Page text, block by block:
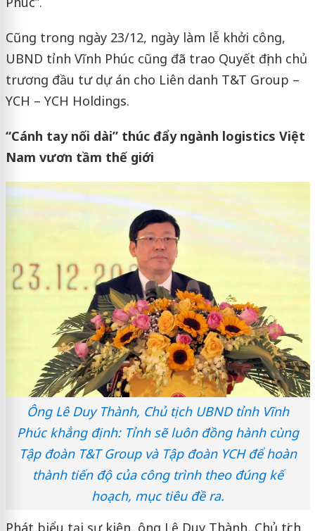
Cũng trong ngày 23/12, ngày làm lễ khởi công,
UBND tỉnh Vĩnh Phúc cũng đã trao Quyết định chủ
trương đầu tư dự án cho Liên danh T&T Group –
YCH – YCH Holdings.
“Cánh tay nối dài” thúc đẩy ngành logistics Việt
Nam vươn tầm thế giới
Ông Lê Duy Thành, Chủ tịch UBND tỉnh Vĩnh
Phúc khẳng định: Tỉnh sẽ luôn đồng hành cùng
Tập đoàn T&T Group và Tập đoàn YCH để hoàn
thành tiến độ của công trình theo đúng kế
hoạch, mục tiêu đề ra.
Phát biểu tại sự kiện, ông Lê Duy Thành, Chủ tịch